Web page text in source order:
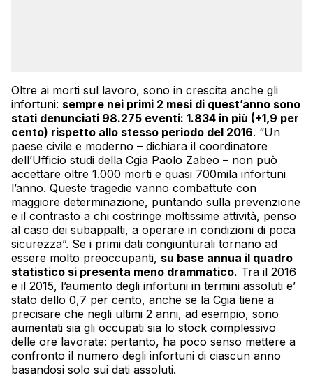
Oltre ai morti sul lavoro, sono in crescita anche gli
infortuni: sempre nei primi 2 mesi di quest’anno sono
stati denunciati 98.275 eventi: 1.834 in più (+1,9 per
cento) rispetto allo stesso periodo del 2016. “Un
paese civile e moderno – dichiara il coordinatore
dell’Ufficio studi della Cgia Paolo Zabeo – non può
accettare oltre 1.000 morti e quasi 700mila infortuni
l’anno. Queste tragedie vanno combattute con
maggiore determinazione, puntando sulla prevenzione
e il contrasto a chi costringe moltissime attività, penso
al caso dei subappalti, a operare in condizioni di poca
sicurezza”. Se i primi dati congiunturali tornano ad
essere molto preoccupanti, su base annua il quadro
statistico si presenta meno drammatico. Tra il 2016
e il 2015, l’aumento degli infortuni in termini assoluti e’
stato dello 0,7 per cento, anche se la Cgia tiene a
precisare che negli ultimi 2 anni, ad esempio, sono
aumentati sia gli occupati sia lo stock complessivo
delle ore lavorate: pertanto, ha poco senso mettere a
confronto il numero degli infortuni di ciascun anno
basandosi solo sui dati assoluti.